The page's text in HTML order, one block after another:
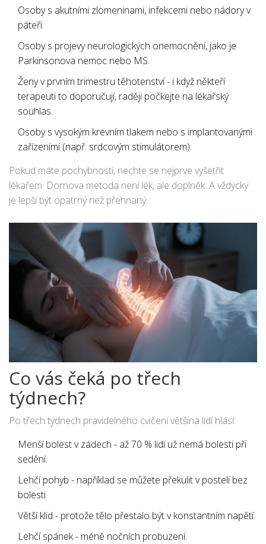
Osoby s akutními zlomeninami, infekcemi nebo nádory v
páteři.
Osoby s projevy neurologických onemocnění, jako je
Parkinsonova nemoc nebo MS.
Ženy v prvním trimestru těhotenství - i když někteří
terapeuti to doporučují, raději počkejte na lékařský
souhlas.
Osoby s vysokým krevním tlakem nebo s implantovanými
zařízeními (např. srdcovým stimulátorem).
Pokud máte pochybnosti, nechte se nejprve vyšetřit
lékařem. Dornova metoda není lék, ale doplněk. A vždycky
je lepší být opatrný než přehnaný.
Co vás čeká po třech
týdnech?
Po třech týdnech pravidelného cvičení většina lidí hlásí:
Menší bolest v zádech - až 70 % lidí už nemá bolesti při
sedění.
Lehčí pohyb - například se můžete překulit v posteli bez
bolesti.
Větší klid - protože tělo přestalo být v konstantním napětí.
Lehčí spánek - méně nočních probuzení.